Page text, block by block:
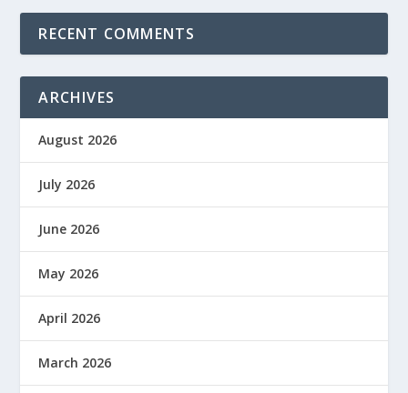
RECENT COMMENTS
ARCHIVES
August 2026
July 2026
June 2026
May 2026
April 2026
March 2026